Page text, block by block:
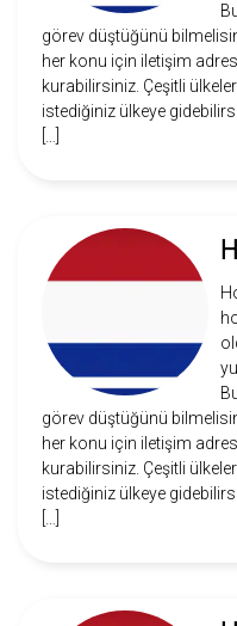
görev düştüğünü
her konu için iletişim
kurabilirsiniz. Çeşitli
istediğiniz ülkeye
görev düştüğünü
her konu için iletişim
kurabilirsiniz. Çeşitli
istediğiniz ülkeye